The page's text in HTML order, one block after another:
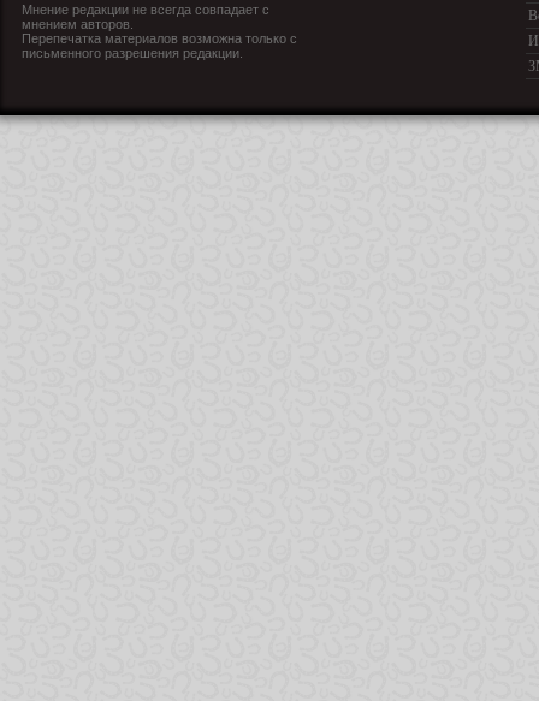
Мнение редакции не всегда совпадает с
мнением авторов.
Перепечатка материалов возможна только с
письменного разрешения редакции.